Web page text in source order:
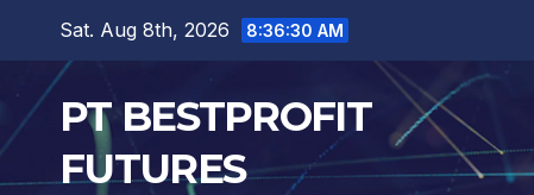
content
Sat. Aug 8th, 2026 8:36:31 AM
PT BESTPROFIT
FUTURES